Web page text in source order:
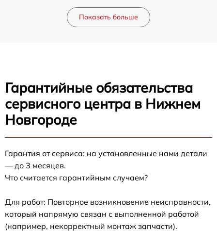
Показать больше
Гарантийные обязательства
сервисного центра в Нижнем
Новгороде
Гарантия от сервиса: на установленные нами детали
— до 3 месяцев.
Что считается гарантийным случаем?
Для работ: Повторное возникновение неисправности,
который напрямую связан с выполненной работой
(например, некорректный монтаж запчасти).